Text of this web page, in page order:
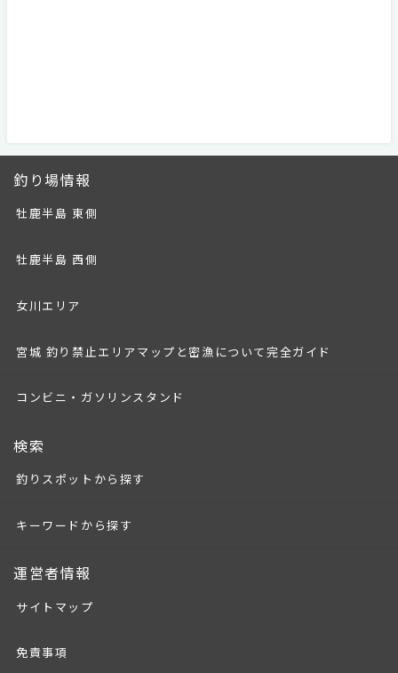
釣り場情報
牡鹿半島 東側
牡鹿半島 西側
女川エリア
宮城 釣り禁止エリアマップと密漁について完全ガイド
コンビニ・ガソリンスタンド
検索
釣りスポットから探す
キーワードから探す
運営者情報
サイトマップ
免責事項